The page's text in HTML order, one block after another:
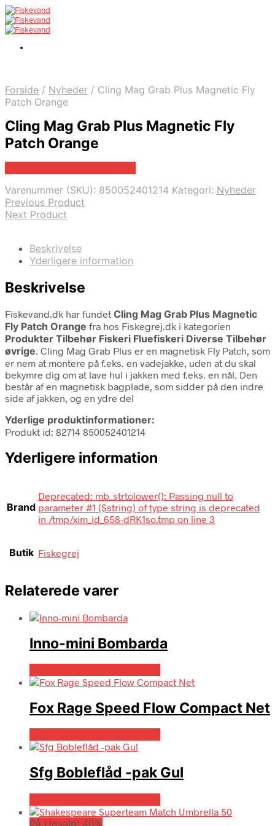
Forside / Nyheder / Cling Mag Grab Plus Magnetic Fly
Patch Orange
Cling Mag Grab Plus Magnetic Fly
Patch Orange
Varenummer (SKU): 850052401214 Kategori: Nyheder
Previous Product
Next Product
Beskrivelse
Yderligere information
Beskrivelse
Fiskevand.dk har fundet Cling Mag Grab Plus Magnetic
Fly Patch Orange fra hos Fiskegrej.dk i kategorien
Produkter Tilbehør Fiskeri Fluefiskeri Diverse Tilbehør
øvrige. Cling Mag Grab Plus er en magnetisk Fly Patch, som
er nem at montere på f.eks. en vadejakke, uden at du skal
bekymre dig om at lave hul i jakken med f.eks. en nål. Den
består af en magnetisk bagplade, som sidder på den indre
side af jakken, og en ydre del
Yderlige produktinformationer:
Produkt id: 82714 850052401214
Yderligere information
Brand
Deprecated: mb_strtolower(): Passing null to
parameter #1 ($string) of type string is deprecated
in /tmp/xim_id_658-dRK1so.tmp on line 3
Butik Fiskegrej
Relaterede varer
Inno-mini Bombarda
Fox Rage Speed Flow Compact Net
Sfg Bobleflåd -pak Gul
På Udsalg! 40%